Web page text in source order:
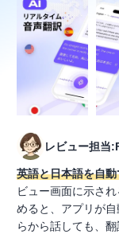
レビュー担当
英語と日本語を自
ビュー画面に示さ
めると、アプリが
らから話しても、